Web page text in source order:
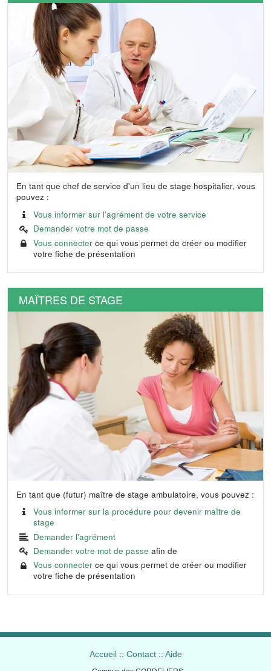
En tant que chef de service d'un lieu de stage hospitalier, vous
pouvez :
Vous informer sur l'agrément de votre service
Demander votre mot de passe
Vous connecter ce qui vous permet de créer ou modifier
votre fiche de présentation
MAÎTRES DE STAGE
En tant que (futur) maître de stage ambulatoire, vous pouvez :
Vous informer sur la procédure pour devenir maître de
stage
Demander l'agrément
Demander votre mot de passe afin de
Vous connecter ce qui vous permet de créer ou modifier
votre fiche de présentation
Accueil:: Contact:: Aide